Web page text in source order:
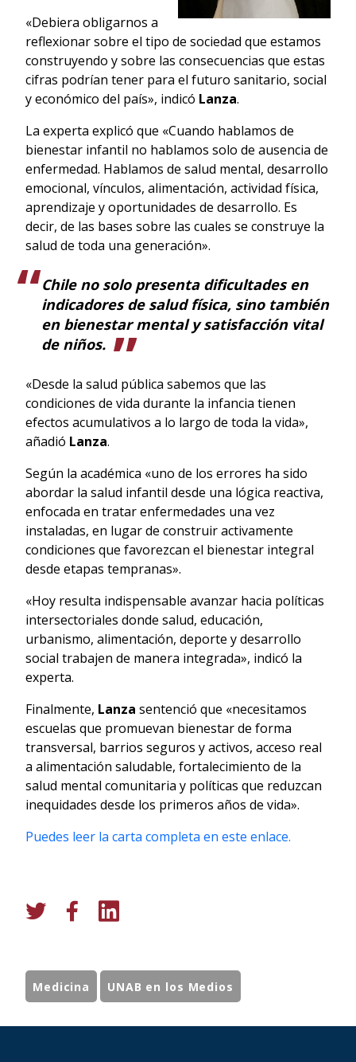
«Debiera obligarnos a
reflexionar sobre el tipo de sociedad que estamos
construyendo y sobre las consecuencias que estas
cifras podrían tener para el futuro sanitario, social
y económico del país», indicó Lanza.
La experta explicó que «Cuando hablamos de
bienestar infantil no hablamos solo de ausencia de
enfermedad. Hablamos de salud mental, desarrollo
emocional, vínculos, alimentación, actividad física,
aprendizaje y oportunidades de desarrollo. Es
decir, de las bases sobre las cuales se construye la
salud de toda una generación».
Chile no solo presenta dificultades en
indicadores de salud física, sino también
en bienestar mental y satisfacción vital
de niños.
«Desde la salud pública sabemos que las
condiciones de vida durante la infancia tienen
efectos acumulativos a lo largo de toda la vida»,
añadió Lanza.
Según la académica «uno de los errores ha sido
abordar la salud infantil desde una lógica reactiva,
enfocada en tratar enfermedades una vez
instaladas, en lugar de construir activamente
condiciones que favorezcan el bienestar integral
desde etapas tempranas».
«Hoy resulta indispensable avanzar hacia políticas
intersectoriales donde salud, educación,
urbanismo, alimentación, deporte y desarrollo
social trabajen de manera integrada», indicó la
experta.
Finalmente, Lanza sentenció que «necesitamos
escuelas que promuevan bienestar de forma
transversal, barrios seguros y activos, acceso real
a alimentación saludable, fortalecimiento de la
salud mental comunitaria y políticas que reduzcan
inequidades desde los primeros años de vida».
Puedes leer la carta completa en este enlace.
Medicina UNAB en los Medios